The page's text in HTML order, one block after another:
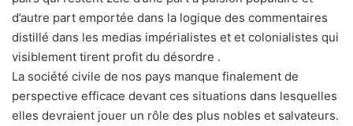
d’autre part emportée dans la logique des commentaires
distillé dans les medias impérialistes et et colonialistes qui
visiblement tirent profit du désordre .
La société civile de nos pays manque finalement de
perspective efficace devant ces situations dans lesquelles
elles devraient jouer un rôle des plus nobles et salvateurs.